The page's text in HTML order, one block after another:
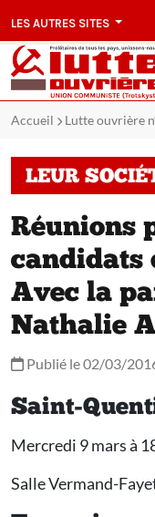
LES AUTRES SITES
Accueil Lutte ouvrière
LEUR
Réunions
candidats
Avec la
Nathalie
Publié le 02/03/
Saint-
Mercredi 9 mars à
Salle Vermand-